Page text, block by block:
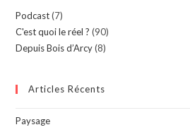
Podcast (7)
C'est quoi le réel ? (90)
Depuis Bois d’Arcy (8)
Articles Récents
Paysage